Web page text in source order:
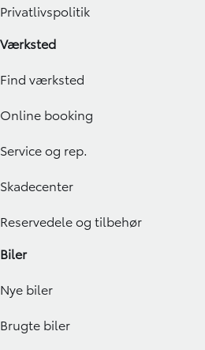
Privatlivspolitik
Værksted
Find værksted
Online booking
Service og rep.
Skadecenter
Reservedele og tilbehør
Biler
Nye biler
Brugte biler